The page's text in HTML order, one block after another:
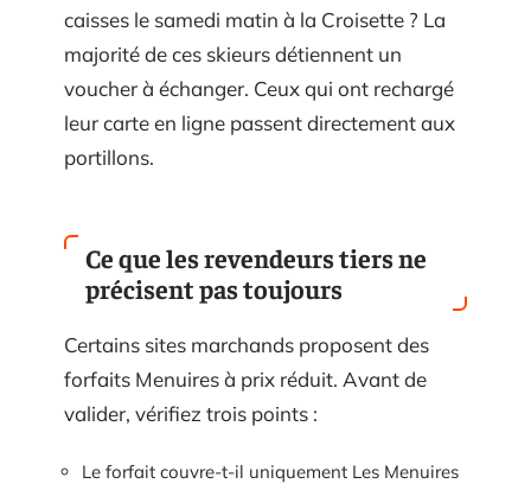
caisses le samedi matin à la Croisette ? La
majorité de ces skieurs détiennent un
voucher à échanger. Ceux qui ont rechargé
leur carte en ligne passent directement aux
portillons.
Ce que les revendeurs tiers ne
précisent pas toujours
Certains sites marchands proposent des
forfaits Menuires à prix réduit. Avant de
valider, vérifiez trois points :
Le forfait couvre-t-il uniquement Les Menuires